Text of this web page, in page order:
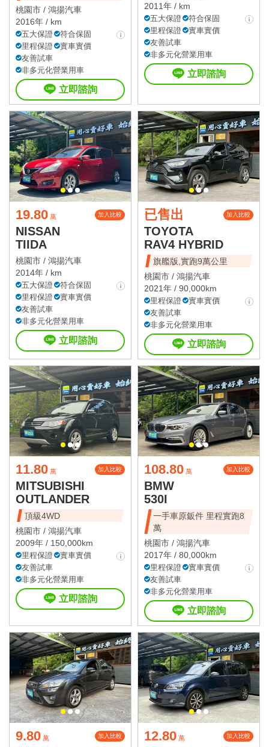
桃園市 / 鴻揚汽車
2016年 / km
五大保證
符合保固
里程保證
實車實價
友善試車
非多元化營業用車
立即諮詢
2011年 / km
五大保證
符合保固
里程保證
實車實價
友善試車
非多元化營業用車
立即諮詢
19.80 萬 加入比較
NISSAN
TIIDA
桃園市 / 鴻揚汽車
2014年 / km
五大保證
符合保固
里程保證
實車實價
友善試車
非多元化營業用車
立即諮詢
已售出 加入比較
TOYOTA
RAV4 HYBRID
旗艦版,實跑9萬公里
桃園市 / 鴻揚汽車
2021年 / 90,000km
里程保證
實車實價
友善試車
非多元化營業用車
立即諮詢
11.80 萬 加入比較
MITSUBISHI
OUTLANDER
頂級4WD
桃園市 / 鴻揚汽車
2009年 / 150,000km
里程保證
實車實價
友善試車
非多元化營業用車
立即諮詢
108.80 萬 加入比較
BMW
530I
一手車原鈑件 里程實跑8
萬
桃園市 / 鴻揚汽車
2017年 / 80,000km
里程保證
實車實價
友善試車
非多元化營業用車
立即諮詢
9.80 萬 加入比較 12.80 萬 加入比較